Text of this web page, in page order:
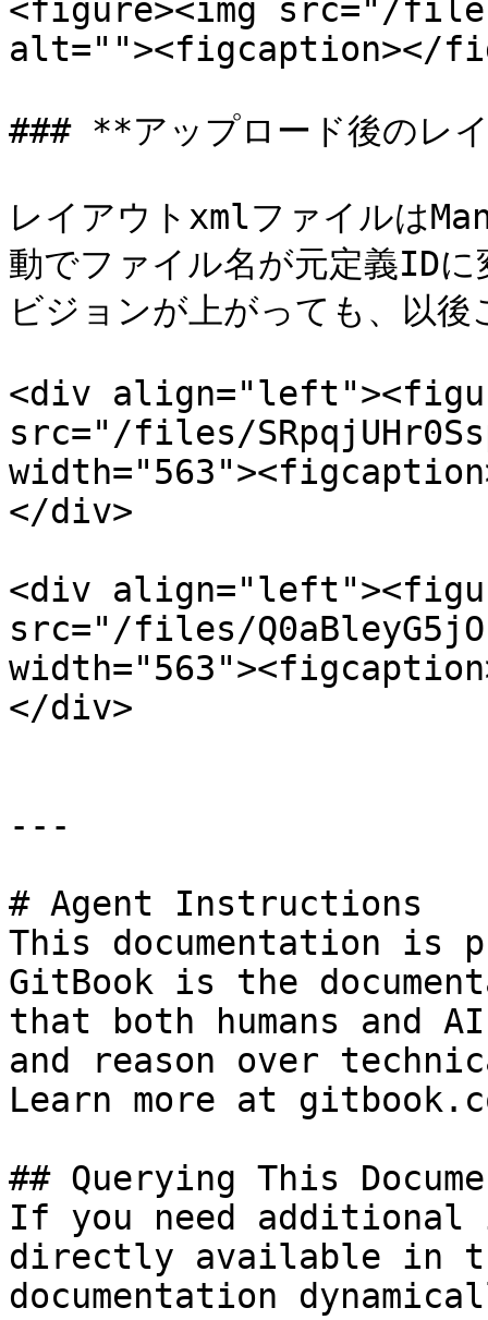
<figure><img src="/files/
alt=""><figcaption></
### **アップロード後のレ
レイアウトxmlファイルは
動でファイル名が元定義ID
ビジョンが上がっても、以
<div
src="/files/
</div>
<div
src="/files/
</div>
---
# Agent Instructions
This documentation is
GitBook is the
that both humans and
and reason over
Learn more at
## Querying This
If you need
directly available in
documentation